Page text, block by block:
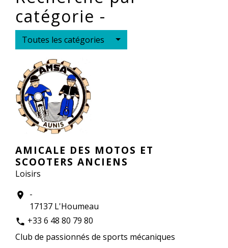
catégorie -
Toutes les catégories
AMICALE DES MOTOS ET
SCOOTERS ANCIENS
Loisirs
location_on
-
17137 L'Houmeau
phone +33 6 48 80 79 80
Club de passionnés de sports mécaniques